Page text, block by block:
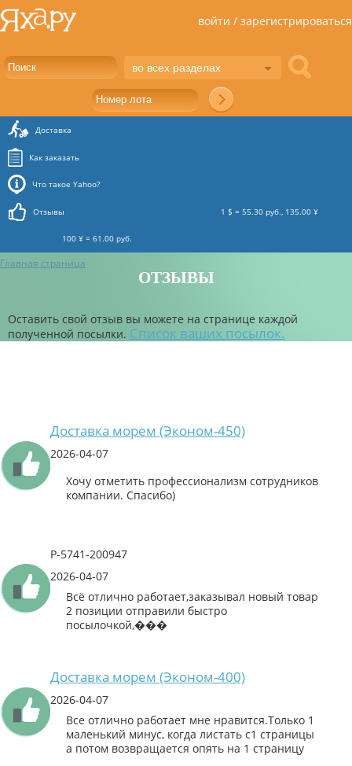
во всех разделах
войти / зарегистрироваться
Доставка
Как заказать
Что такое Yahoo?
Отзывы
100 ¥ = 61.00 руб.
1 $ = 55.30 руб., 135.00 ¥
Главная страница
ОТЗЫВЫ
Оставить свой отзыв вы можете на странице каждой
полученной посылки. Список ваших посылок.
Доставка морем (Эконом-450)
2026-04-07
Хочу отметить профессионализм сотрудников
компании. Спасибо)
P-5741-200947
2026-04-07
Всё отлично работает,заказывал новый товар
2 позиции отправили быстро
посылочкой,���
Доставка морем (Эконом-400)
2026-04-07
Все отлично работает мне нравится.Только 1
маленький минус, когда листать с1 страницы
а потом возвращается опять на 1 страницу